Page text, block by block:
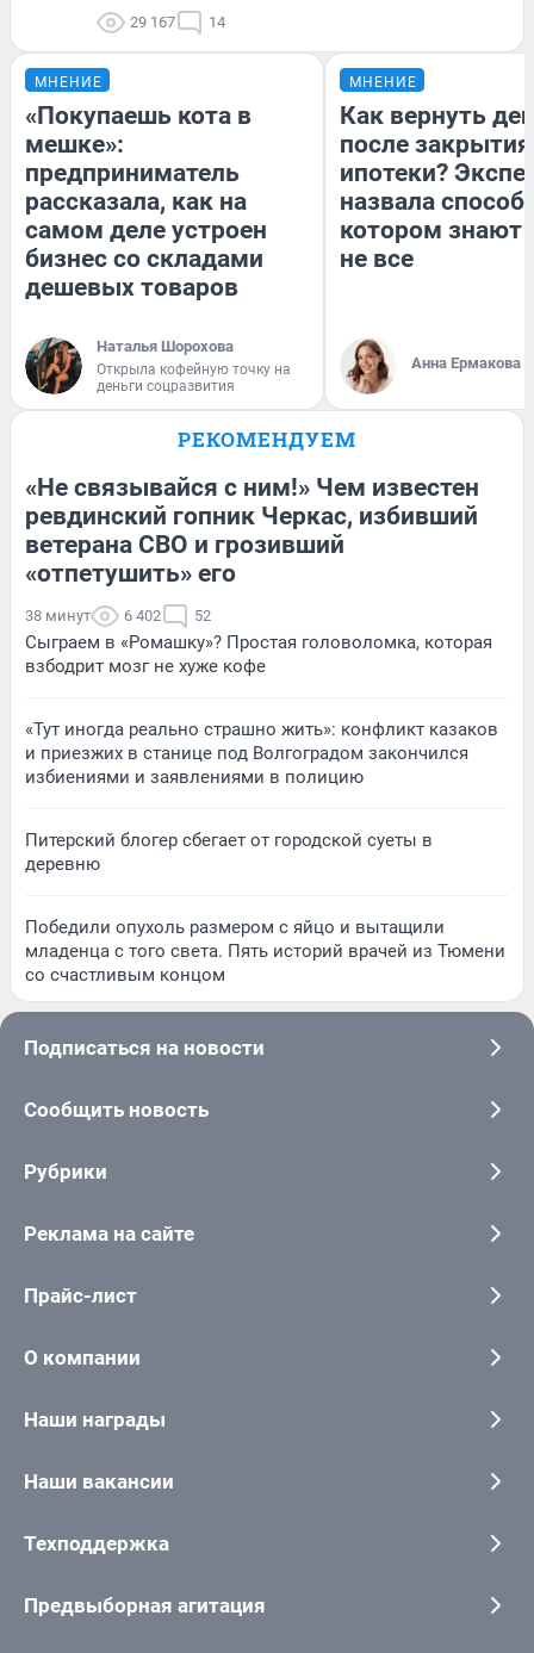
29 167 14
МНЕНИЕ
«Покупаешь кота в
мешке»:
предприниматель
рассказала, как на
самом деле устроен
бизнес со складами
дешевых товаров
Наталья Шорохова
Открыла кофейную точку на
деньги соцразвития
МНЕНИЕ
Как вернуть
после закрытия
ипотеки?
назвала
котором знают
не все
Анна Ермакова
РЕКОМЕНДУЕМ
«Не связывайся с ним!» Чем известен
ревдинский гопник Черкас, избивший
ветерана СВО и грозивший
«отпетушить» его
38 минут 6 402 52
Сыграем в «Ромашку»? Простая головоломка, которая
взбодрит мозг не хуже кофе
«Тут иногда реально страшно жить»: конфликт казаков
и приезжих в станице под Волгоградом закончился
избиениями и заявлениями в полицию
Питерский блогер сбегает от городской суеты в
деревню
Победили опухоль размером с яйцо и вытащили
младенца с того света. Пять историй врачей из Тюмени
со счастливым концом
Подписаться на новости
Сообщить новость
Рубрики
Реклама на сайте
Прайс-лист
О компании
Наши награды
Наши вакансии
Техподдержка
Предвыборная агитация